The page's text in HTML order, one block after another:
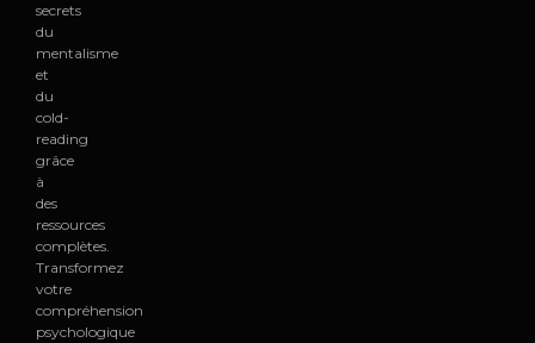
secrets
du
mentalisme
et
du
cold-
reading
grâce
à
des
ressources
complètes.
Transformez
votre
compréhension
psychologique